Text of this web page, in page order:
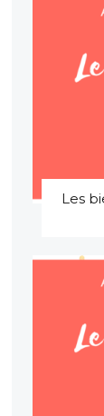
Les